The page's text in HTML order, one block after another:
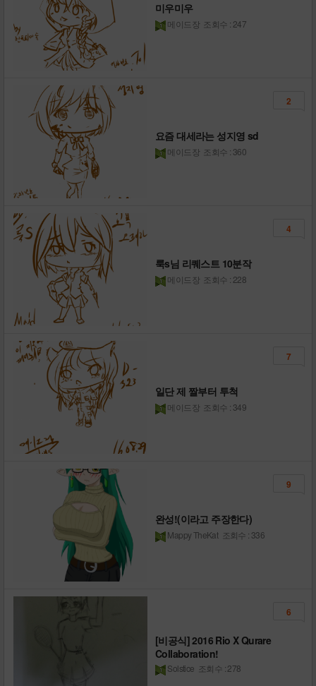
미우미우
메이드장 조회수 : 247
요즘 대세라는 성지영 sd
메이드장 조회수 : 360
2
룩s님 리퀘스트 10분작
메이드장 조회수 : 228
4
일단 제 짤부터 투척
메이드장 조회수 : 349
7
완성!(이라고 주장한다)
Mappy TheKat 조회수 : 336
9
[비공식] 2016 Rio X Qurare
Collaboration!
Solstice 조회수 : 278
6